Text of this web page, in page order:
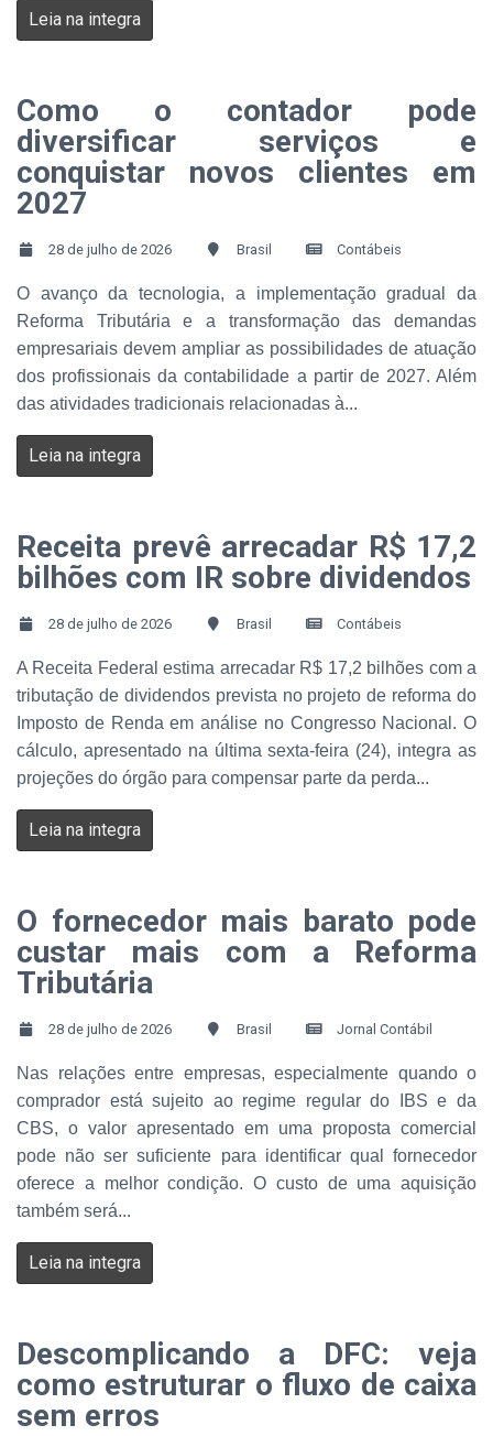
Leia na integra
Como o contador pode
diversificar serviços e
conquistar novos clientes em
2027
28 de julho de 2026 Brasil Contábeis
O avanço da tecnologia, a implementação gradual da
Reforma Tributária e a transformação das demandas
empresariais devem ampliar as possibilidades de atuação
dos profissionais da contabilidade a partir de 2027. Além
das atividades tradicionais relacionadas à...
Leia na integra
Receita prevê arrecadar R$ 17,2
bilhões com IR sobre dividendos
28 de julho de 2026 Brasil Contábeis
A Receita Federal estima arrecadar R$ 17,2 bilhões com a
tributação de dividendos prevista no projeto de reforma do
Imposto de Renda em análise no Congresso Nacional. O
cálculo, apresentado na última sexta-feira (24), integra as
projeções do órgão para compensar parte da perda...
Leia na integra
O fornecedor mais barato pode
custar mais com a Reforma
Tributária
28 de julho de 2026 Brasil Jornal Contábil
Nas relações entre empresas, especialmente quando o
comprador está sujeito ao regime regular do IBS e da
CBS, o valor apresentado em uma proposta comercial
pode não ser suficiente para identificar qual fornecedor
oferece a melhor condição. O custo de uma aquisição
também será...
Leia na integra
Descomplicando a DFC: veja
como estruturar o fluxo de caixa
sem erros